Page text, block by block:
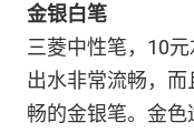
金银白笔
三菱中性笔，10
出水非常流畅，
畅的金银笔。金